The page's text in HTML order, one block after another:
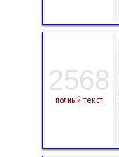
2568
полный текст